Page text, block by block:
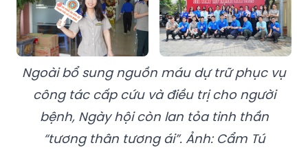
Ngoài bổ sung nguồn máu dự trữ phục vụ
công tác cấp cứu và điều trị cho người
bệnh, Ngày hội còn lan tỏa tinh thần
“tương thân tương ái”. Ảnh: Cẩm Tú